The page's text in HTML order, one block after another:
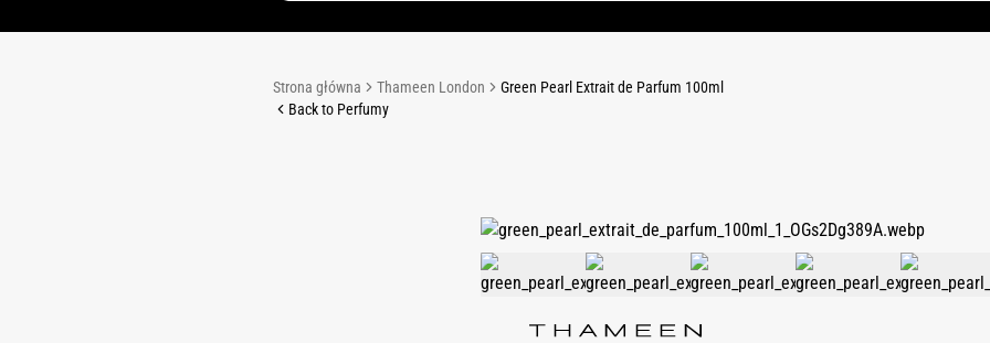
Strona główna Thameen London
Green Pearl Extrait de Parfum 100ml
Back to Perfumy